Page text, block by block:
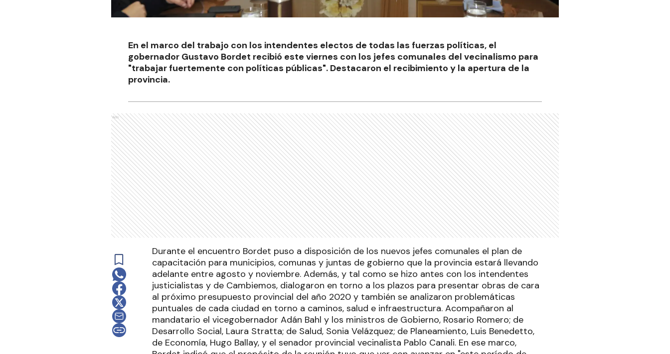
En el marco del trabajo con los intendentes electos de todas las fuerzas políticas, el
gobernador Gustavo Bordet recibió este viernes con los jefes comunales del vecinalismo para
"trabajar fuertemente con políticas públicas". Destacaron el recibimiento y la apertura de la
provincia.
Ads
Durante el encuentro Bordet puso a disposición de los nuevos jefes comunales el plan de
capacitación para municipios, comunas y juntas de gobierno que la provincia estará llevando
adelante entre agosto y noviembre. Además, y tal como se hizo antes con los intendentes
justicialistas y de Cambiemos, dialogaron en torno a los plazos para presentar obras de cara
al próximo presupuesto provincial del año 2020 y también se analizaron problemáticas
puntuales de cada ciudad en torno a caminos, salud e infraestructura. Acompañaron al
mandatario el vicegobernador Adán Bahl y los ministros de Gobierno, Rosario Romero; de
Desarrollo Social, Laura Stratta; de Salud, Sonia Velázquez; de Planeamiento, Luis Benedetto,
de Economía, Hugo Ballay, y el senador provincial vecinalista Pablo Canali. En ese marco,